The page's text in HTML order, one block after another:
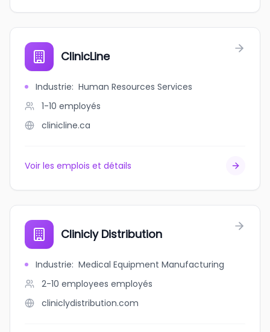
ClinicLine
Industrie: Human Resources Services
1-10 employés
clinicline.ca
Voir les emplois et détails
Clinicly Distribution
Industrie: Medical Equipment Manufacturing
2-10 employees employés
cliniclydistribution.com